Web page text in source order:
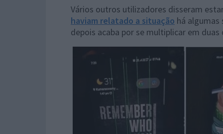
Vários outros utilizadores disseram
haviam relatado a situação há algumas
depois acaba por se multiplicar em duas